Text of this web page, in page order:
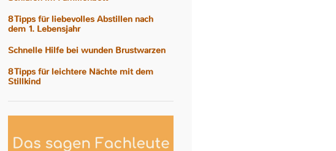
8 Tipps für liebevolles Abstillen nach
dem 1. Lebensjahr
Schnelle Hilfe bei wunden Brustwarzen
8 Tipps für leichtere Nächte mit dem
Stillkind